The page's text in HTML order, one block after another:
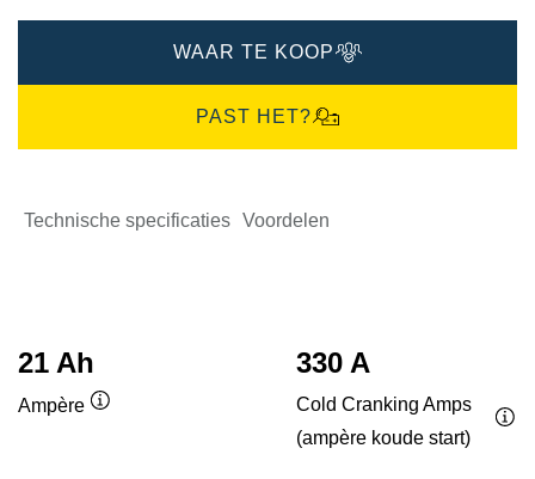
WAAR TE KOOP
PAST HET?
Technische specificaties Voordelen
21 Ah
Ampère
330 A
Cold Cranking Amps
(ampère koude start)